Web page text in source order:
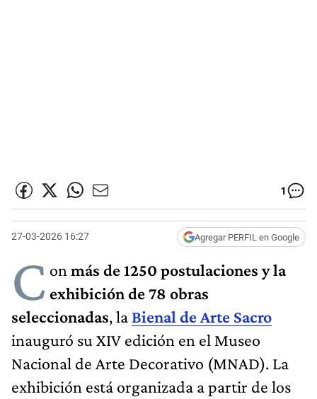
1
27-03-2026 16:27 Agregar PERFIL en Google
C on más de 1250 postulaciones y la
exhibición de 78 obras
seleccionadas, la Bienal de Arte Sacro
inauguró su XIV edición en el Museo
Nacional de Arte Decorativo (MNAD). La
exhibición está organizada a partir de los